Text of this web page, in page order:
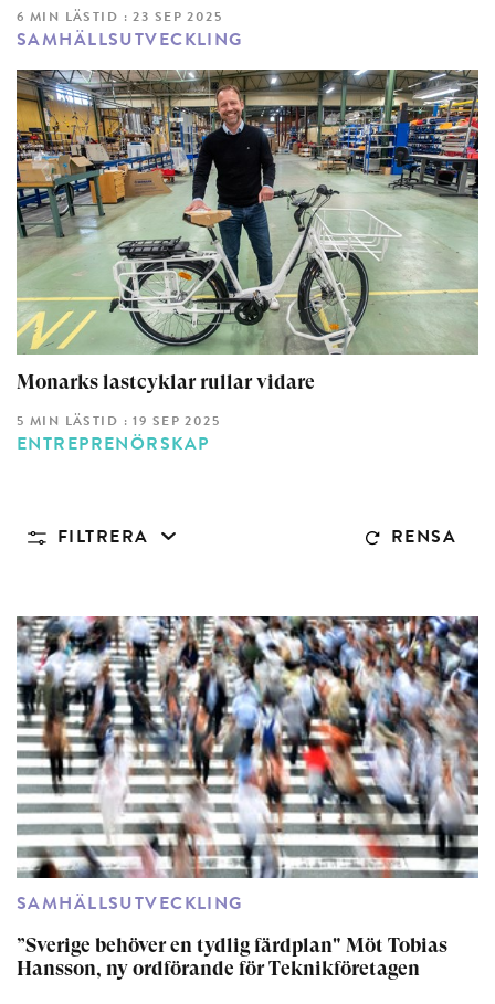
6 MIN LÄSTID : 23 SEP 2025
SAMHÄLLSUTVECKLING
Monarks lastcyklar rullar vidare
5 MIN LÄSTID : 19 SEP 2025
ENTREPRENÖRSKAP
FILTRERA RENSA
SAMHÄLLSUTVECKLING
”Sverige behöver en tydlig färdplan" Möt Tobias
Hansson, ny ordförande för Teknikföretagen